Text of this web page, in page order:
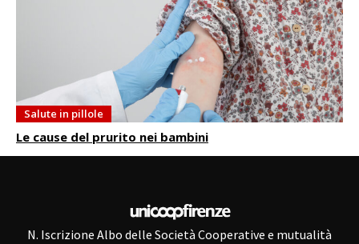
Salute in pillole
Le cause del prurito nei bambini
N. Iscrizione Albo delle Società Cooperative e mutualità